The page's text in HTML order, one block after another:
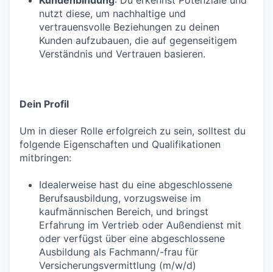
nutzt diese, um nachhaltige und
vertrauensvolle Beziehungen zu deinen
Kunden aufzubauen, die auf gegenseitigem
Verständnis und Vertrauen basieren.
Dein Profil
Um in dieser Rolle erfolgreich zu sein, solltest du
folgende Eigenschaften und Qualifikationen
mitbringen:
Idealerweise hast du eine abgeschlossene
Berufsausbildung, vorzugsweise im
kaufmännischen Bereich, und bringst
Erfahrung im Vertrieb oder Außendienst mit
oder verfügst über eine abgeschlossene
Ausbildung als Fachmann/-frau für
Versicherungsvermittlung (m/w/d)